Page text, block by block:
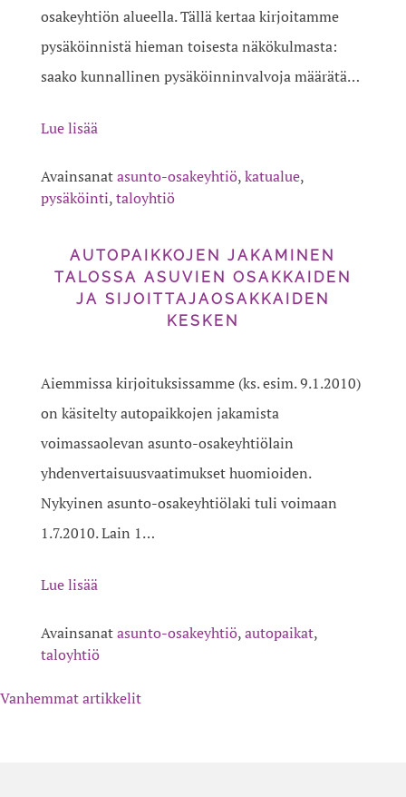
osakeyhtiön alueella. Tällä kertaa kirjoitamme
pysäköinnistä hieman toisesta näkökulmasta:
saako kunnallinen pysäköinninvalvoja määrätä…
Lue lisää
Avainsanatasunto-osakeyhtiö,katualue,
pysäköinti,taloyhtiö
AUTOPAIKKOJEN JAKAMINEN
TALOSSA ASUVIEN OSAKKAIDEN
JA SIJOITTAJAOSAKKAIDEN
KESKEN
Aiemmissa kirjoituksissamme (ks. esim. 9.1.2010)
on käsitelty autopaikkojen jakamista
voimassaolevan asunto-osakeyhtiölain
yhdenvertaisuusvaatimukset huomioiden.
Nykyinen asunto-osakeyhtiölaki tuli voimaan
1.7.2010. Lain 1…
Lue lisää
Avainsanatasunto-osakeyhtiö,autopaikat,
taloyhtiö
ARTIKKELIEN
Vanhemmat artikkelit